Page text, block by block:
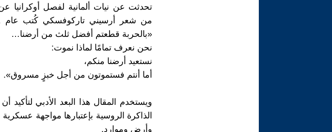
تحدثت عن نيات ألمانية لفصل أوكرانيا
«بالحربة قطعتم أفضل ثلث من أرضنا…
نحن نعرف تمامًا لماذا نموت:
نستعيد أرضنا منكم،
أما أنتم فستموتون من أجل خبزٍ مسروق».
ويستخدم المقال هذا البعد الأدبي لتأكيد
الذاكرة الروسية بإعتبارها مواجهة
وأرض وموارد.